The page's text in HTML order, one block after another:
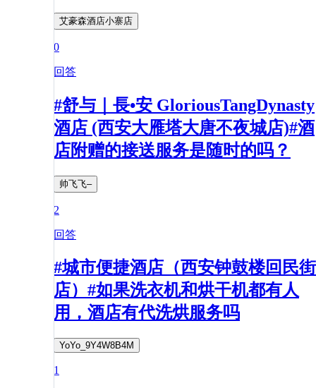
艾豪森酒店小寨店
0
回答
#舒与｜長•安 GloriousTangDynasty
酒店 (西安大雁塔大唐不夜城店)#酒
店附赠的接送服务是随时的吗？
帅飞飞–
2
回答
#城市便捷酒店（西安钟鼓楼回民街
店）#如果洗衣机和烘干机都有人
用，酒店有代洗烘服务吗
YoYo_9Y4W8B4M
1